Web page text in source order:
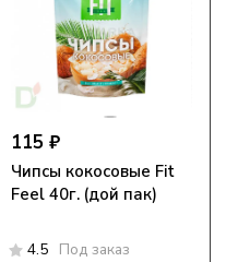
115 ₽
Чипсы кокосовые Fit
Feel 40г. (дой пак)
4.5 Под заказ